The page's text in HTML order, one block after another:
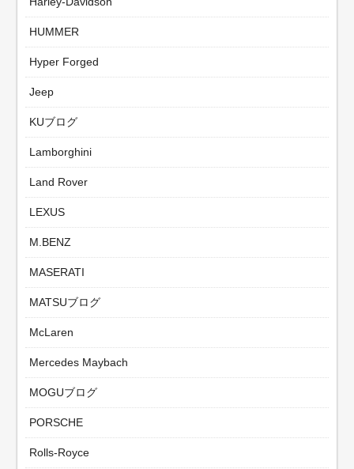
HUMMER
Hyper Forged
Jeep
KUブログ
Lamborghini
Land Rover
LEXUS
M.BENZ
MASERATI
MATSUブログ
McLaren
Mercedes Maybach
MOGUブログ
PORSCHE
Rolls-Royce